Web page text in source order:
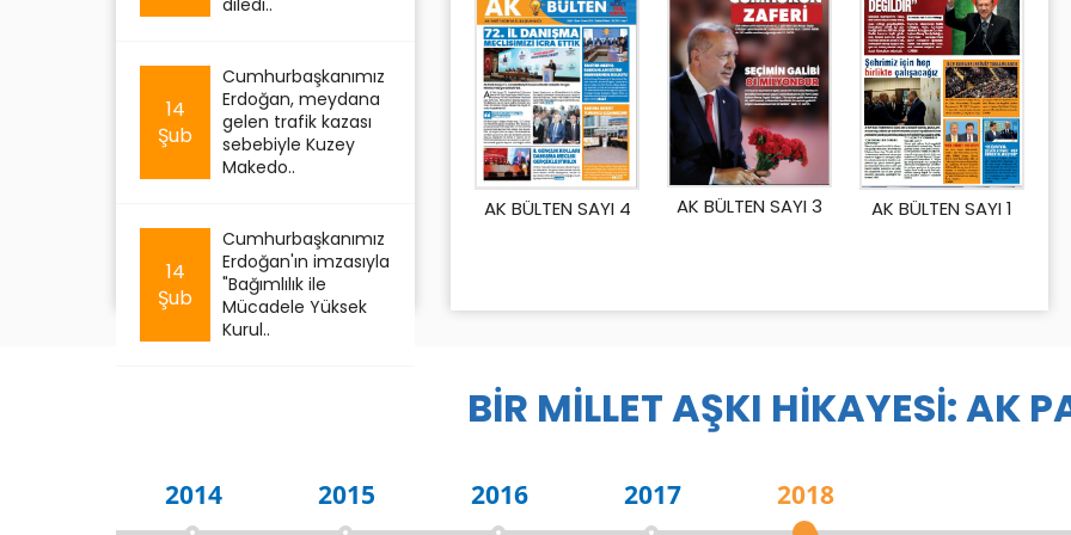
diledi..
14
Şub
Cumhurbaşkanımız
Erdoğan, meydana
gelen trafik kazası
sebebiyle Kuzey
Makedo..
14
Şub
Cumhurbaşkanımız
Erdoğan'ın imzasıyla
"Bağımlılık ile
Mücadele Yüksek
Kurul..
AK BÜLTEN SAYI 4 AK BÜLTEN SAYI 3 AK BÜLTEN SAYI 1
BİR MİLLET AŞKI HİKAYESİ: AK